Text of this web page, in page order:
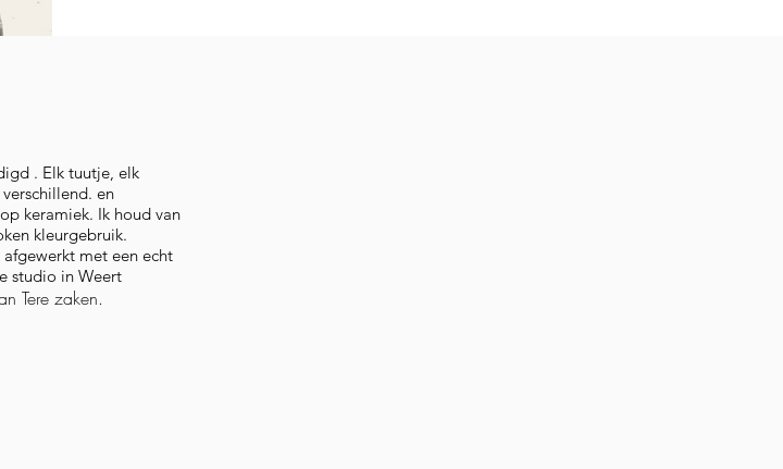
. Elk tuutje, elk
en
keramiek. Ik houd van
kleurgebruik.
met een echt
studio in Weert
Tere zaken.